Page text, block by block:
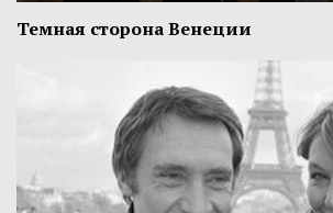
Темная сторона Венеции